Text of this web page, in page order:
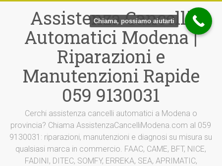
contenutoAssistenza Cancelli
Automatici Modena |
Riparazioni e
Manutenzioni Rapide
059 9130031
Cerchi assistenza cancelli automatici a Modena o
provincia? Chiama AssistenzaCancelliModena.com al 059
9130031: riparazioni, manutenzioni e diagnosi su misura su
qualsiasi marca in commercio. FAAC, CAME, BFT, NICE,
FADINI, DITEC, SOMFY, ERREKA, SEA, APRIMATIC,
Chiama, possiamo aiutarti